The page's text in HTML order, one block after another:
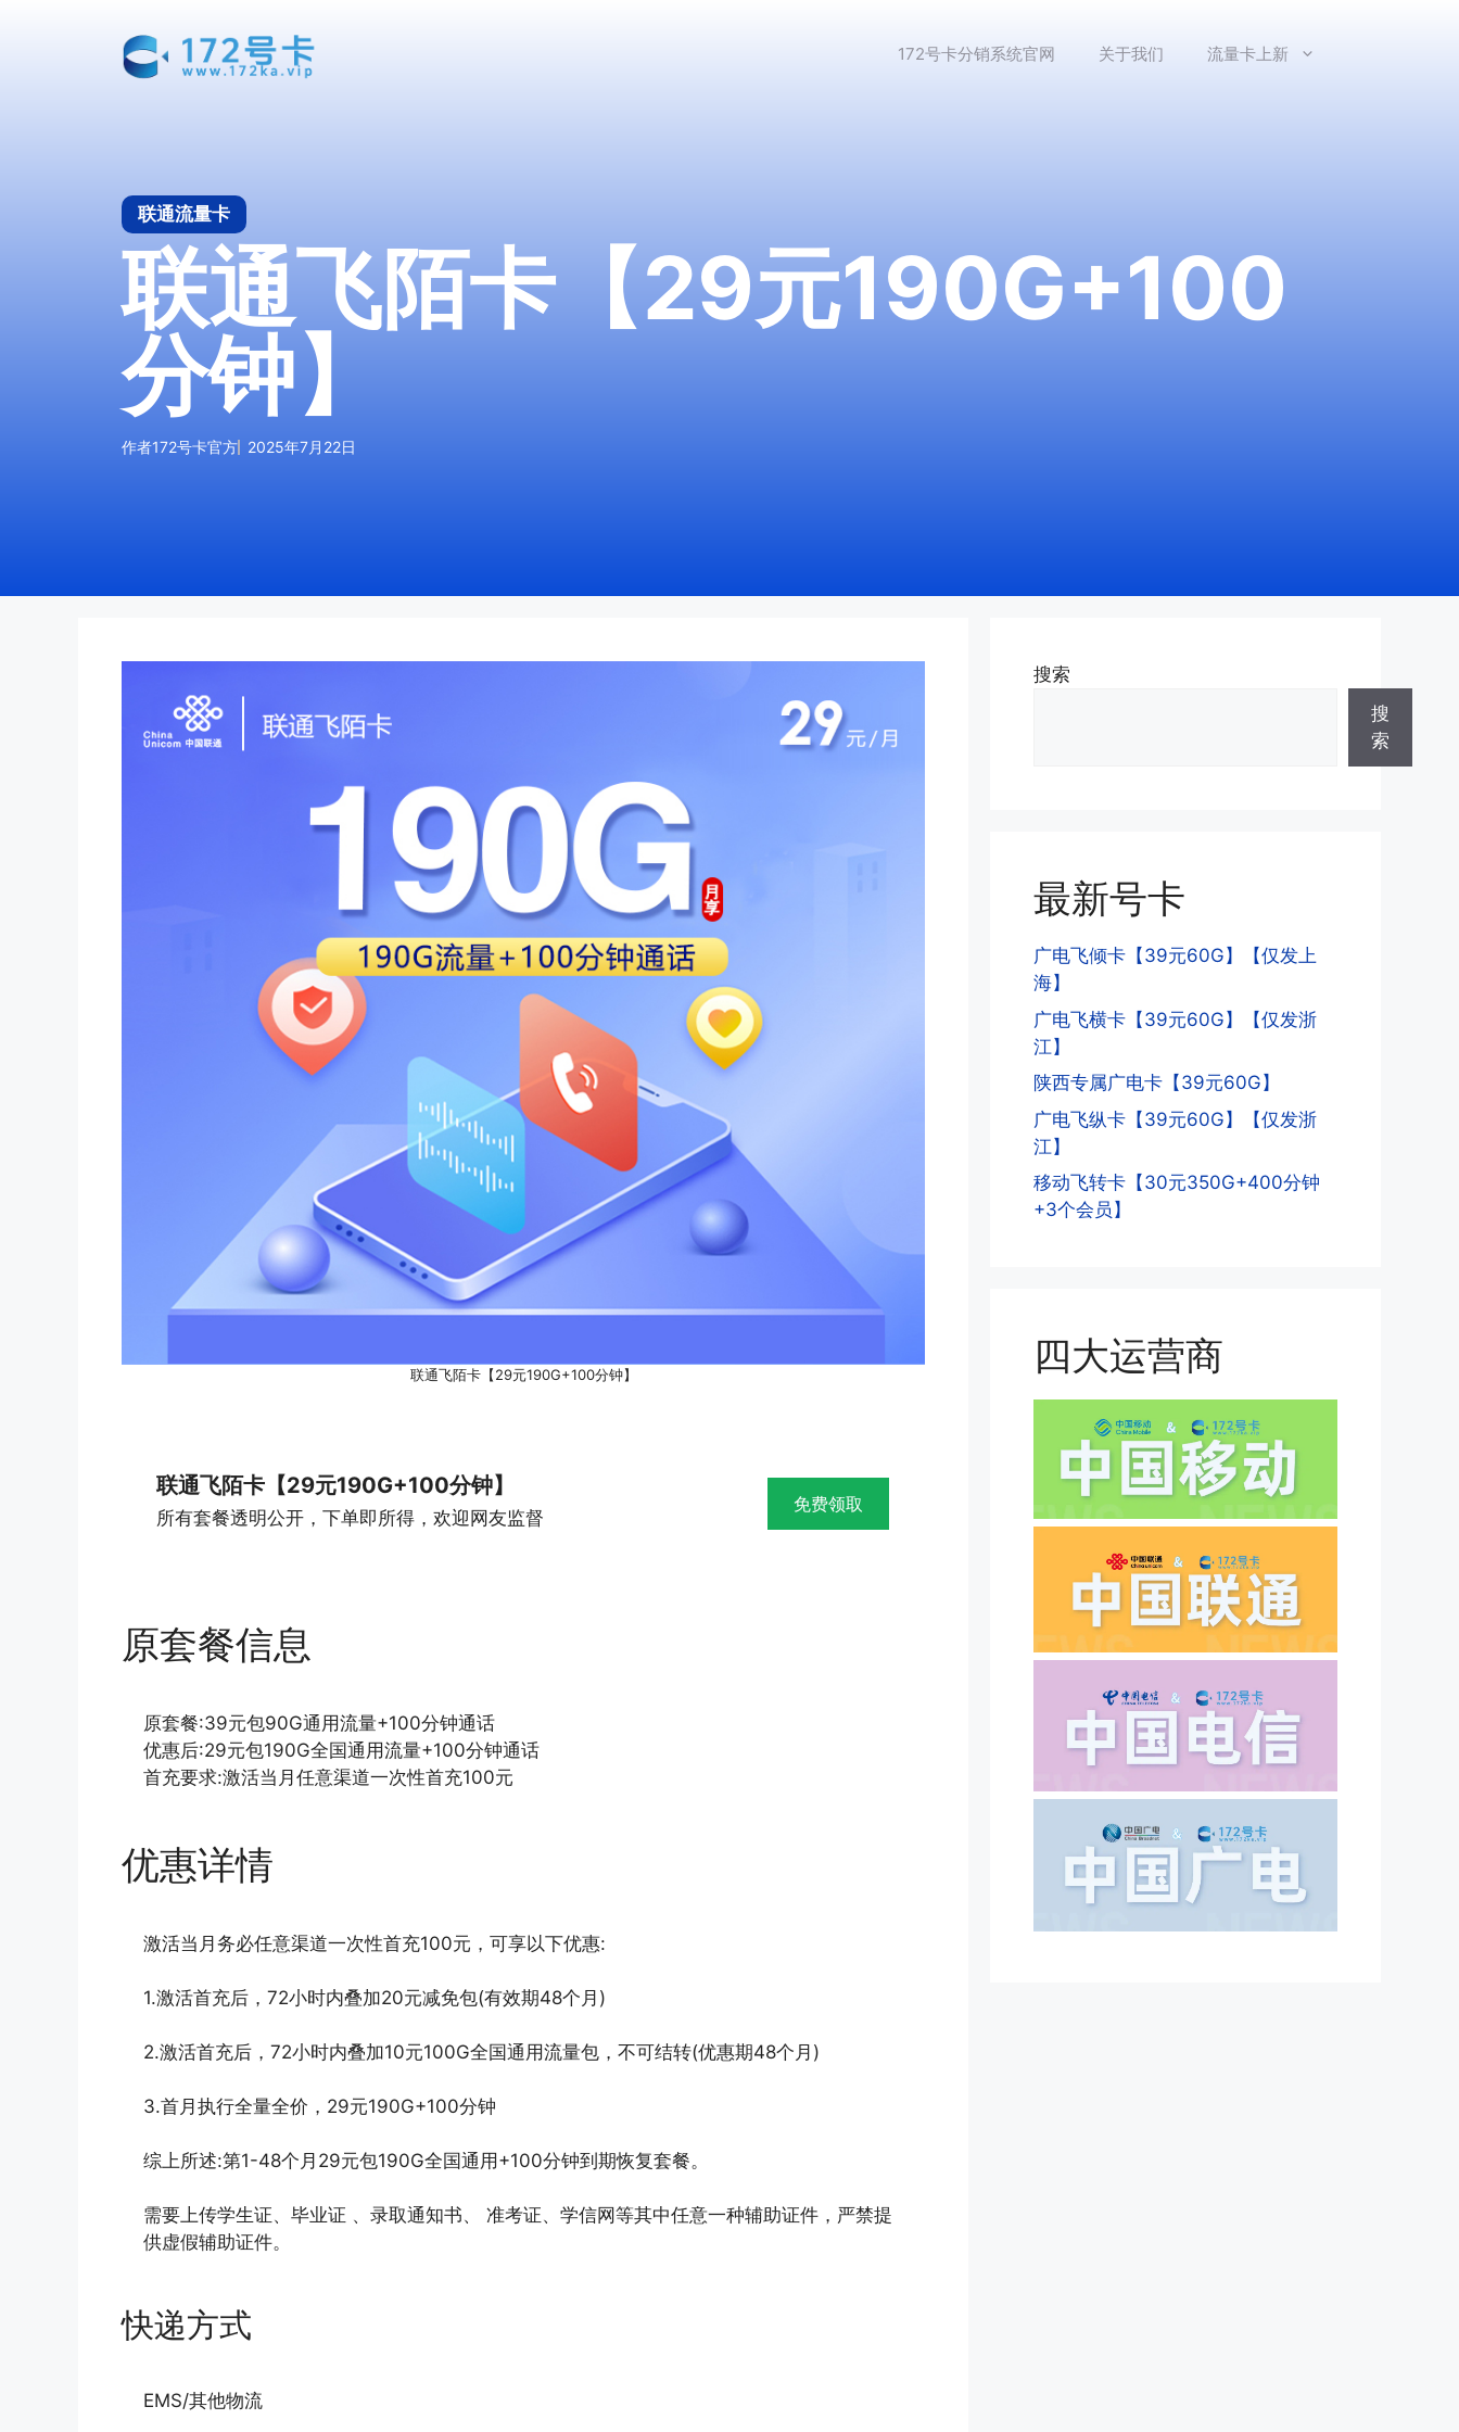
172号卡分销系统官网 关于我们 流量卡上新
联通流量卡
联通飞陌卡【29元190G+100
分钟】
作者172号卡官方 2025年7月22日
联通飞陌卡【29元190G+100分钟】
联通飞陌卡【29元190G+100分钟】
所有套餐透明公开，下单即所得，欢迎网友监督
免费领取
原套餐信息
原套餐:39元包90G通用流量+100分钟通话
优惠后:29元包190G全国通用流量+100分钟通话
首充要求:激活当月任意渠道一次性首充100元
优惠详情
激活当月务必任意渠道一次性首充100元，可享以下优惠:
1.激活首充后，72小时内叠加20元减免包(有效期48个月)
2.激活首充后，72小时内叠加10元100G全国通用流量包，不可结转(优惠期48个月)
3.首月执行全量全价，29元190G+100分钟
综上所述:第1-48个月29元包190G全国通用+100分钟到期恢复套餐。
需要上传学生证、毕业证 、录取通知书、 准考证、学信网等其中任意一种辅助证件，严禁提
供虚假辅助证件。
快递方式
EMS/其他物流
搜索
搜
索
最新号卡
广电飞倾卡【39元60G】【仅发上
海】
广电飞横卡【39元60G】【仅发浙
江】
陕西专属广电卡【39元60G】
广电飞纵卡【39元60G】【仅发浙
江】
移动飞转卡【30元350G+400分钟
+3个会员】
四大运营商